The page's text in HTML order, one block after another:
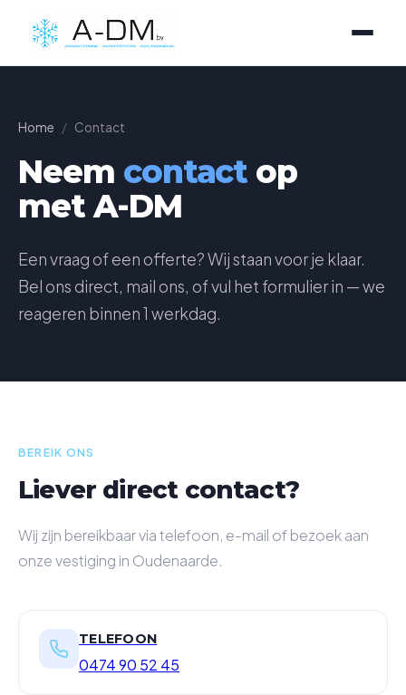
Home / Contact
Neem contactop
met A-DM
Een vraag of een offerte? Wij staan voor je klaar.
Bel ons direct, mail ons, of vul het formulier in — we
reageren binnen 1 werkdag.
BEREIK ONS
Liever direct contact?
Wij zijn bereikbaar via telefoon, e-mail of bezoek aan
onze vestiging in Oudenaarde.
TELEFOON
0474 90 52 45